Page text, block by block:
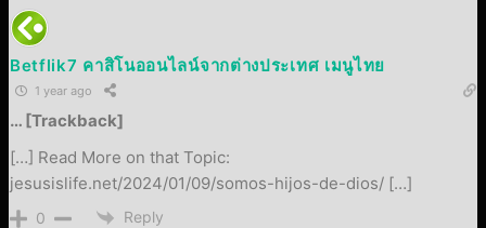
Betflik7 คาสิโนออนไลน์จากต่างประเทศ เมนูไทย
1 year ago
… [Trackback]
[…] Read More on that Topic:
jesusislife.net/2024/01/09/somos-hijos-de-dios/ […]
0 Reply